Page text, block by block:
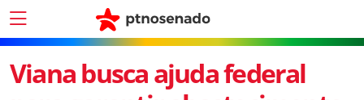
Viana busca ajuda federal